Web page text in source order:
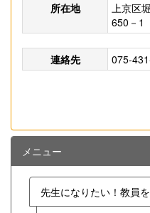
所在地
上京区
650－1
連絡先 075-
メニュー
先生になりたい！教員